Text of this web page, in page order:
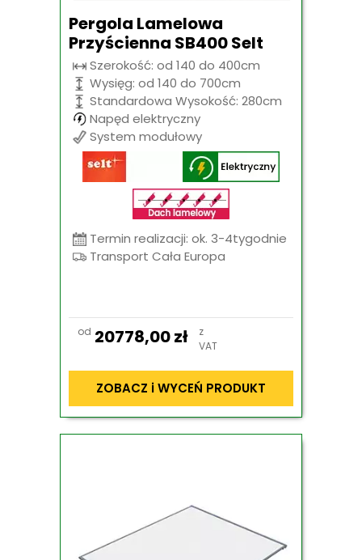
Pergola Lamelowa
Przyścienna SB400 Selt
Szerokość: od 140 do 400cm
Wysięg: od 140 do 700cm
Standardowa Wysokość: 280cm
Napęd elektryczny
System modułowy
Termin realizacji: ok. 3-4tygodnie
Transport Cała Europa
od 20778,00zł
z
VAT
ZOBACZ i WYCEŃ PRODUKT